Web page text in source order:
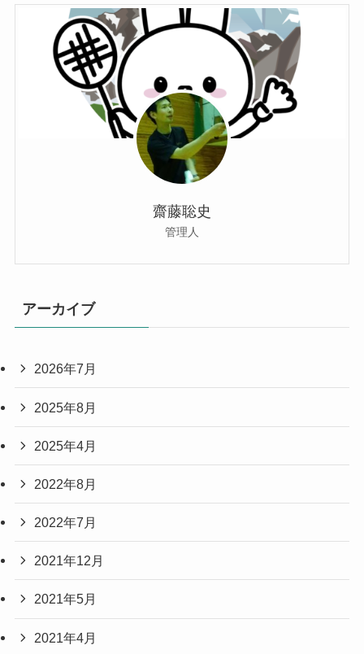
齋藤聡史
管理人
アーカイブ
2026年7月
2025年8月
2025年4月
2022年8月
2022年7月
2021年12月
2021年5月
2021年4月